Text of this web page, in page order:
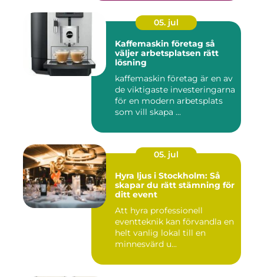
05. jul
Kaffemaskin företag så
väljer arbetsplatsen rätt
lösning
kaffemaskin företag är en av
de viktigaste investeringarna
för en modern arbetsplats
som vill skapa ...
05. jul
Hyra ljus i Stockholm: Så
skapar du rätt stämning för
ditt event
Att hyra professionell
eventteknik kan förvandla en
helt vanlig lokal till en
minnesvärd u...